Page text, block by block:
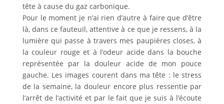
tête à cause du gaz carbonique.
Pour le moment je n’ai rien d’autre à faire que d’être
là, dans ce fauteuil, attentive à ce que je ressens, à la
lumière qui passe à travers mes paupières closes, à
la couleur rouge et à l’odeur acide dans la bouche
représentée par la douleur acide de mon pouce
gauche. Les images courent dans ma tête : le stress
de la semaine, la douleur encore plus ressentie par
l’arrêt de l’activité et par le fait que je suis à l’écoute